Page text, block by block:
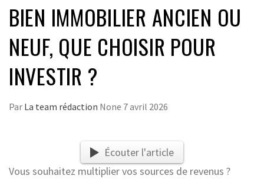
BIEN IMMOBILIER ANCIEN OU
NEUF, QUE CHOISIR POUR
INVESTIR ?
Par La team rédaction None 7 avril 2026
Écouter l'article
Vous souhaitez multiplier vos sources de revenus ?